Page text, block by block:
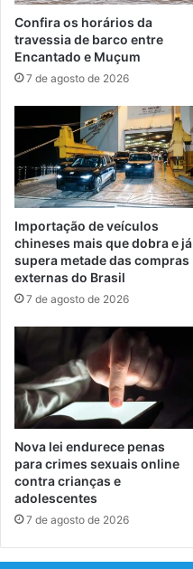
Confira os horários da
travessia de barco entre
Encantado e Muçum
7 de agosto de 2026
Importação de veículos
chineses mais que dobra e já
supera metade das compras
externas do Brasil
7 de agosto de 2026
Nova lei endurece penas
para crimes sexuais online
contra crianças e
adolescentes
7 de agosto de 2026